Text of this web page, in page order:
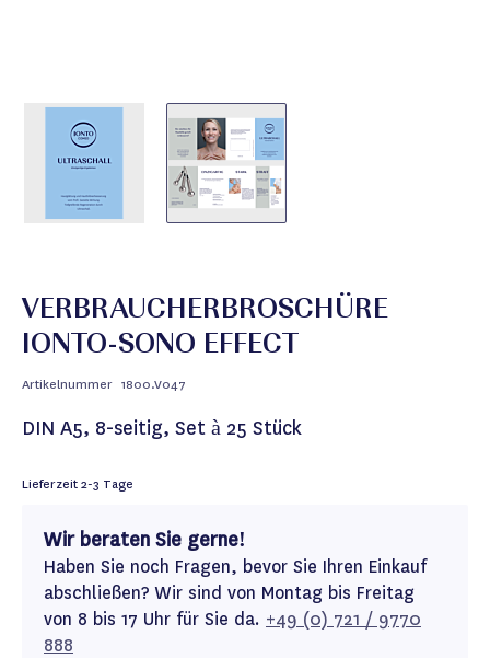
VERBRAUCHERBROSCHÜRE
IONTO-SONO EFFECT
Artikelnummer 1800.V047
DIN A5, 8-seitig, Set à 25 Stück
Lieferzeit2-3 Tage
Wir beraten Sie gerne!
Haben Sie noch Fragen, bevor Sie Ihren Einkauf
abschließen? Wir sind von Montag bis Freitag
von 8 bis 17 Uhr für Sie da. +49 (0) 721 / 9770
888